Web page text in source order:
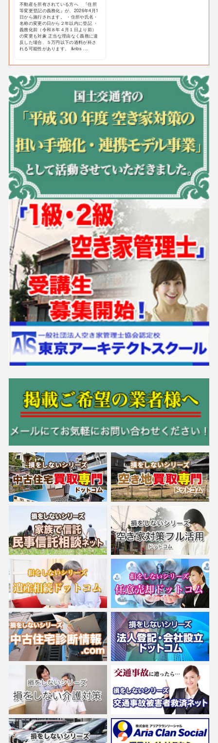
不動産を所有されている方へ 『住所
等変更登記の義務化』が、2026年4月1
日から施行されます。 ・住所や氏名・
名称の変更の日から２年以内に登記 ・
義務化前（令和８年４月１日より前）
の変更も対象 正当な理由なく義務に違
反した場合、５万円以下の過料が科さ
れる可能性があります。 &nbs ...